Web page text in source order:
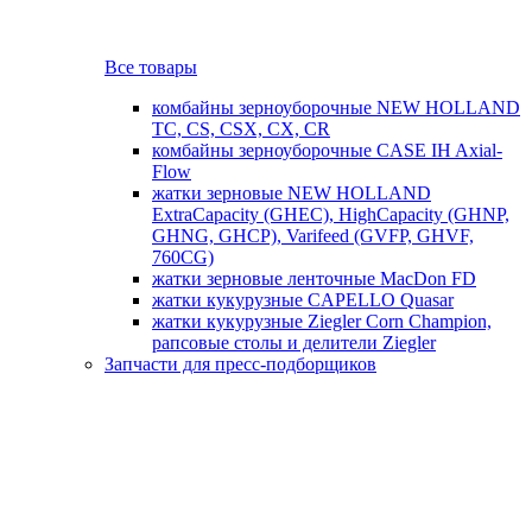
Все товары
комбайны зерноуборочные NEW HOLLAND
TC, CS, CSX, CX, CR
комбайны зерноуборочные CASE IH Axial-
Flow
жатки зерновые NEW HOLLAND
ExtraCapacity (GHEC), HighCapacity (GHNP,
GHNG, GHCP), Varifeed (GVFP, GHVF,
760CG)
жатки зерновые ленточные MacDon FD
жатки кукурузные CAPELLO Quasar
жатки кукурузные Ziegler Corn Champion,
рапсовые столы и делители Ziegler
Запчасти для пресс-подборщиков